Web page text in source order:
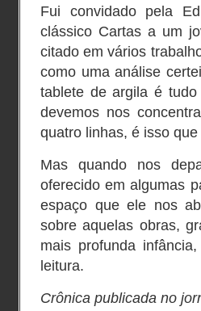
Fui convidado pela
clássico Cartas a um
citado em vários
como uma análise
tablete de argila é
devemos nos
quatro linhas, é isso
Mas quando nos
oferecido em algumas
espaço que ele nos
sobre aquelas obras,
mais profunda
leitura.
Crônica publicada no